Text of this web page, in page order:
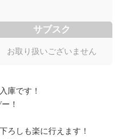
サブスク
お取り扱いございません
庫です！
！
ろしも楽に行えます！